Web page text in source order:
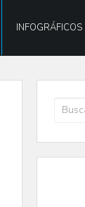
INFOGRÁFICOS